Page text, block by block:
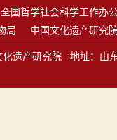
全国哲学社会科学工作办
局
中国文化遗产研究
遗产研究院 地址：山